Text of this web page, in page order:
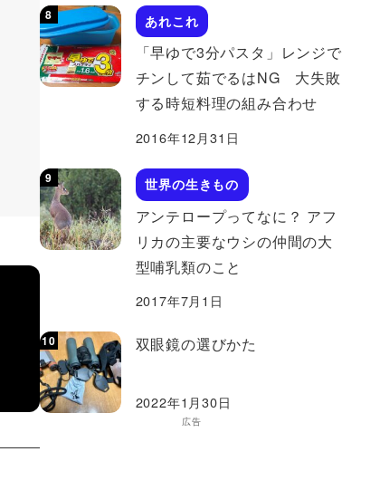
あれこれ
「早ゆで3分パスタ」レンジで
チンして茹でるはNG 大失敗
する時短料理の組み合わせ
2016年12月31日
世界の生きもの
アンテロープってなに？ アフ
リカの主要なウシの仲間の大
型哺乳類のこと
2017年7月1日
双眼鏡の選びかた
2022年1月30日
広告